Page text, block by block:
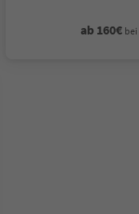
ab 160€ bei